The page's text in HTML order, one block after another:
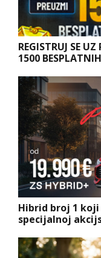
REGISTRUJ SE
1500
Hibrid broj 1 koji
specijalnoj